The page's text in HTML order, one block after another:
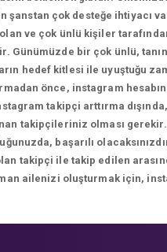
çok desteğe ihtiyacı
ve çok ünlü kişiler
Günümüzde bir çok ünlü,
hedef kitlesi ile uyuştuğu
önce, instagram
takipçi arttırma
takipçileriniz olması
başarılı
takipçi ile takip edilen
ailenizi oluşturmak için,